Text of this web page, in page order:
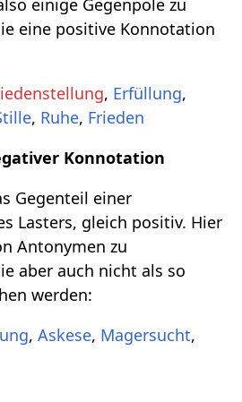
einige Gegenpole zu
eine positive Konnotation
, Erfüllung,
, Ruhe, Frieden
Konnotation
Gegenteil einer
Lasters, gleich positiv. Hier
Antonymen zu
aber auch nicht als so
werden:
, Askese, Magersucht,